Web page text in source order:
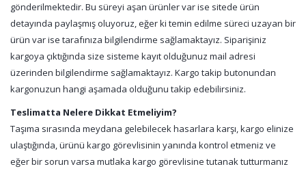
gönderilmektedir. Bu süreyi aşan ürünler var ise sitede ürün
detayında paylaşmış oluyoruz, eğer ki temin edilme süreci uzayan bir
ürün var ise tarafınıza bilgilendirme sağlamaktayız. Siparişiniz
kargoya çıktığında size sisteme kayıt olduğunuz mail adresi
üzerinden bilgilendirme sağlamaktayız. Kargo takip butonundan
kargonuzun hangi aşamada olduğunu takip edebilirsiniz.
Teslimatta Nelere Dikkat Etmeliyim?
Taşıma sırasında meydana gelebilecek hasarlara karşı, kargo elinize
ulaştığında, ürünü kargo görevlisinin yanında kontrol etmeniz ve
eğer bir sorun varsa mutlaka kargo görevlisine tutanak tutturmanız